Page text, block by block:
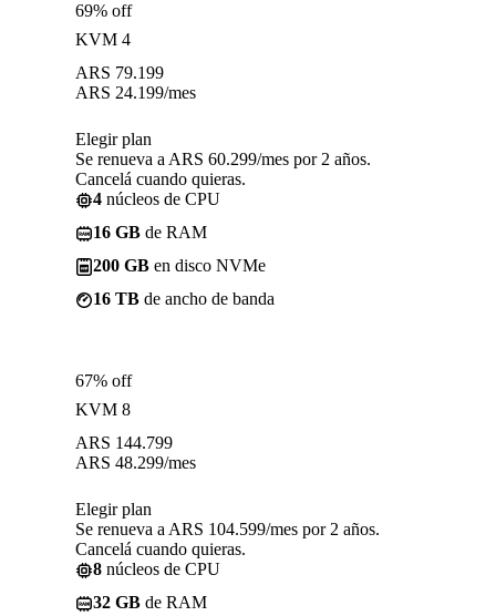
69% off
KVM 4
ARS 79.199
ARS 24.199/mes
Elegir plan
Se renueva a ARS 60.299/mes por 2 años.
Cancelá cuando quieras.
4 núcleos de CPU
16 GB de RAM
200 GB en disco NVMe
16 TB de ancho de banda
67% off
KVM 8
ARS 144.799
ARS 48.299/mes
Elegir plan
Se renueva a ARS 104.599/mes por 2 años.
Cancelá cuando quieras.
8 núcleos de CPU
32 GB de RAM